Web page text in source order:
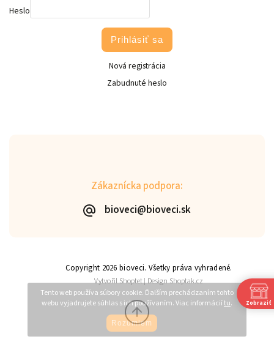
Tento web používa súbory cookie. Ďalším prechádzaním tohto
webu vyjadrujete súhlas s ich používaním. Viac informáciítu.
Rozumiem
Zákaznícka podpora:
bioveci@bioveci.sk
Heslo
Prihlásiť sa
Nová registrácia
Zabudnuté heslo
Copyright 2026bioveci. Všetky práva vyhradené.
VytvořilShoptet| DesignShoptak.cz
Zobraziť